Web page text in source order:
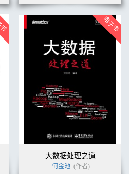
大数据处理之道
何金池 (作者)